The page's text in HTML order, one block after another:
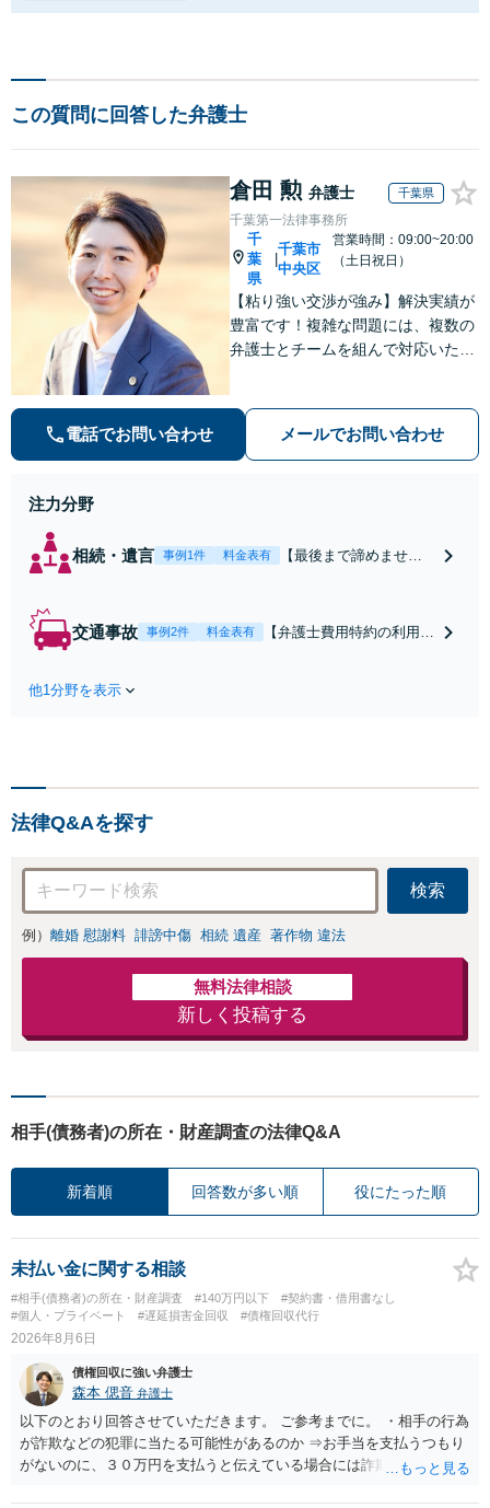
この質問に回答した弁護士
倉田 勲 弁護士 千葉県
千葉第一法律事務所
千
葉
県
千葉市
中央区
営業時間：09:00~20:00
（土日祝日）
【粘り強い交渉が強み】解決実績が
豊富です！複雑な問題には、複数の
弁護士とチームを組んで対応いたし
添い、不安を軽減します。まずはお
気軽にご相談ください。
電話でお問い合わせ メールでお問い合わせ
注力分野
相続・遺言 事例1件 料金表有
【最後まで諦めませ
合意してしまう前にご
交通事故 事例2件 料金表有
【弁護士費用特約の利用＆
は損をしてしまうかもしれ
他1分野を表示
法律Q&Aを探す
検索
例） 離婚 慰謝料 誹謗中傷 相続 遺産 著作物 違法
無料法律相談
新しく投稿する
相手(債務者)の所在・財産調査の法律Q&A
新着順 回答数が多い順 役にたった順
未払い金に関する相談
#相手(債務者)の所在・財産調査 #140万円以下
#契約書・借用書なし
#個人・プライベート
#遅延損害金回収 #債権回収代行
2026年8月6日
債権回収に強い弁護士
森本 偲音 弁護士
以下のとおり回答させていただきます。 ご参考までに。 ・相手の行為
が詐欺などの犯罪に当たる可能性があるのか ⇒お手当を支払うつもり
がないのに、３０万円を支払うと伝えている場合には詐欺罪に該当す